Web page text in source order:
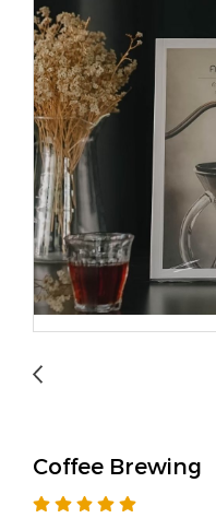
Coffee Brewing